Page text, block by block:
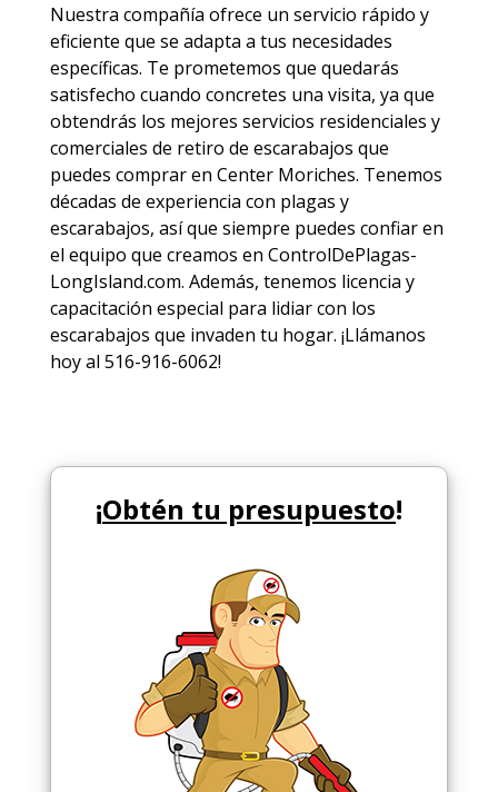
Nuestra compañía ofrece un servicio rápido y
eficiente que se adapta a tus necesidades
específicas. Te prometemos que quedarás
satisfecho cuando concretes una visita, ya que
obtendrás los mejores servicios residenciales y
comerciales de retiro de escarabajos que
puedes comprar en Center Moriches. Tenemos
décadas de experiencia con plagas y
escarabajos, así que siempre puedes confiar en
el equipo que creamos en ControlDePlagas-
LongIsland.com. Además, tenemos licencia y
capacitación especial para lidiar con los
escarabajos que invaden tu hogar. ¡Llámanos
hoy al 516-916-6062!
¡Obtén tu presupuesto!